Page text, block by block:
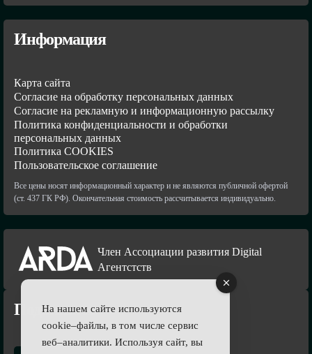
Информация
Карта сайта
Согласие на обработку персональных данных
Согласие на рекламную и информационную рассылку
Политика конфиденциальности и обработки
персональных данных
Политика COOKIES
Пользовательское соглашение
Все цены носят информационный характер и не являются публичной офертой
(ст. 437 ГК РФ). Окончательная стоимость рассчитывается индивидуально.
Член Ассоциации развития Digital
Агентстств
Подпишись
На нашем сайте используются
cookie–файлы, в том числе сервис
веб–аналитики. Используя сайт, вы